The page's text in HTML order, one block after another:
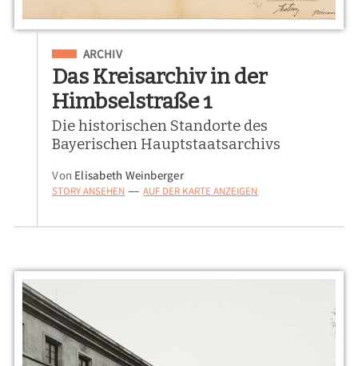
Eingeordnet unter
ARCHIV
Das Kreisarchiv in der
Himbselstraße 1
Die historischen Standorte des
Bayerischen Hauptstaatsarchivs
Von Elisabeth Weinberger
STORY ANSEHEN — AUF DER KARTE ANZEIGEN